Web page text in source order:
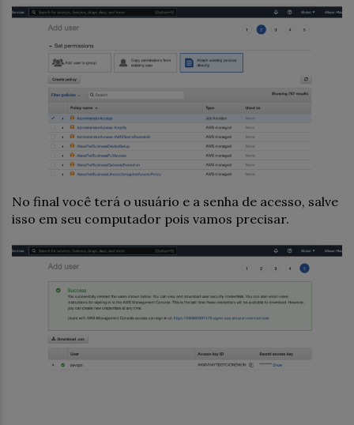
No final você terá o usuário e a senha de acesso, salve
isso em seu computador pois vamos precisar.